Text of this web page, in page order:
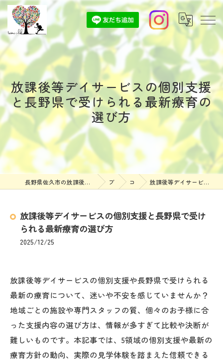
放課後等デイサービスの個別支援
と長野県で受けられる最新療育の
選び方
長野県佐久市の放課後等デイサービスなら放課後等デイサービスついんずくらぶ ブログ コラム 放課後等デイサービスの個別支援と長野県で受けられる最新療育の選び方
放課後等デイサービスの個別支援と長野県で受け
られる最新療育の選び方
2025/12/25
放課後等デイサービスの個別支援や長野県で受けられる
最新の療育について、迷いや不安を感じていませんか？
地域ごとの施設や専門スタッフの質、個々のお子様に合
った支援内容の選び方は、情報が多すぎて比較や決断が
難しいものです。本記事では、5領域の個別支援や最新の
療育方針の動向、実際の見学体験を踏まえた信頼できる